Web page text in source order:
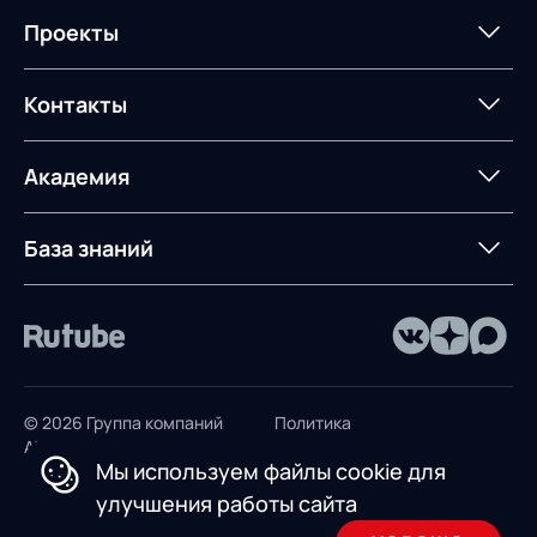
Интегрированное
планирование
Управление
контейнерным
терминалом
Оборудование для склада
Техническое оснащение
Постпроектное
Мероприятия
Архив мероприятий
Портал техподдержки
Проекты
Проекты
Контакты
Контакты
Академия
Предложение для
База знаний
© 2026 Группа компаний
AXELOT
Политика
Пользовательское
соглашение
Мы используем файлы cookie для
улучшения работы сайта